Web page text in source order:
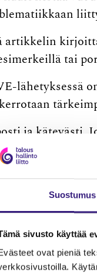
Suostumus
sivusto käyttää
ovat pieniä
artikkelin
tai
​lähetyksessä
ja kätevästi.
voimassa